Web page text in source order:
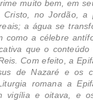
muito bem, em
no Jordão,
a água se
a célebre
que o
Com efeito, a
de Nazaré e os
romana a
vigília e oitava, e